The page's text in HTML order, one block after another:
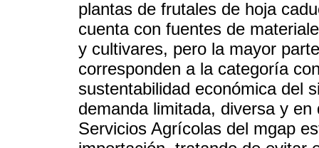
plantas de frutales de hoja
cuenta con fuentes de
y cultivares, pero la mayor
corresponden a la categoría
sustentabilidad económica del
demanda limitada, diversa y
Servicios Agrícolas del mgap